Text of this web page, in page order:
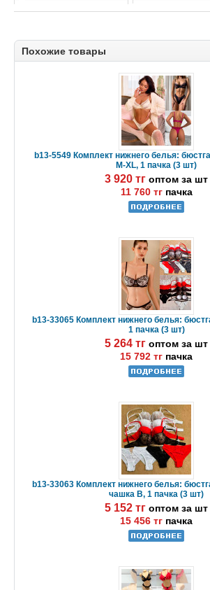
Похожие товары
b13-5549 Комплект нижнего белья:
M-XL, 1 пачка (3 шт)
3 920 тг оптом за шт
11 760 тг пачка
b13-33065 Комплект нижнего белья:
1 пачка (3 шт)
5 264 тг оптом за шт
15 792 тг пачка
b13-33063 Комплект нижнего белья:
чашка B, 1 пачка (3 шт)
5 152 тг оптом за шт
15 456 тг пачка